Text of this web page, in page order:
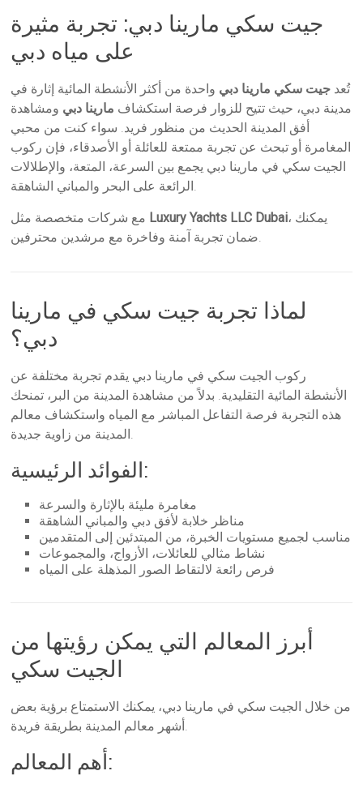
جيت سكي مارينا دبي: تجربة مثيرة
على مياه دبي
تُعد جيت سكي مارينا دبي واحدة من أكثر الأنشطة المائية إثارة في
مدينة دبي، حيث تتيح للزوار فرصة استكشاف مارينا دبي ومشاهدة
أفق المدينة الحديث من منظور فريد. سواء كنت من محبي
المغامرة أو تبحث عن تجربة ممتعة للعائلة أو الأصدقاء، فإن ركوب
الجيت سكي في مارينا دبي يجمع بين السرعة، المتعة، والإطلالات
الرائعة على البحر والمباني الشاهقة.
Luxury Yachts LLC Dubai، يمكنك
ضمان تجربة آمنة وفاخرة مع مرشدين محترفين.
لماذا تجربة جيت سكي في مارينا
دبي؟
ركوب الجيت سكي في مارينا دبي يقدم تجربة مختلفة عن
الأنشطة المائية التقليدية. بدلاً من مشاهدة المدينة من البر، تمنحك
هذه التجربة فرصة التفاعل المباشر مع المياه واستكشاف معالم
المدينة من زاوية جديدة.
الفوائد الرئيسية:
مغامرة مليئة بالإثارة والسرعة
مناظر خلابة لأفق دبي والمباني الشاهقة
مناسب لجميع مستويات الخبرة، من المبتدئين إلى المتقدمين
نشاط مثالي للعائلات، الأزواج، والمجموعات
فرص رائعة لالتقاط الصور المذهلة على المياه
أبرز المعالم التي يمكن رؤيتها من
الجيت سكي
من خلال الجيت سكي في مارينا دبي، يمكنك الاستمتاع برؤية بعض
أشهر معالم المدينة بطريقة فريدة.
أهم المعالم: